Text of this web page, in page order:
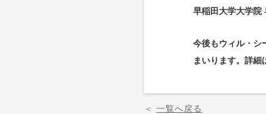
早稲田大学大学院
今後もウィル・シ
まいります。詳細
＜一覧へ戻る